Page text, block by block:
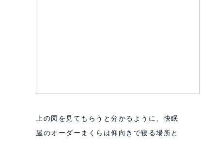
上の図を見てもらうと分かるように、快眠
屋のオーダーまくらは仰向きで寝る場所と